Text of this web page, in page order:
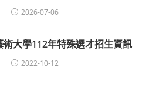
2026-07-06
術大學112年特殊選才招生資訊
2022-10-12